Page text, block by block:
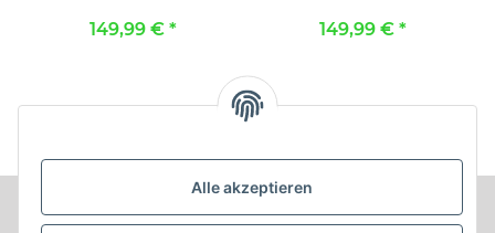
Alle akzeptieren
Vordersitzbezüge :: 037.
149,99 € *
Vordersitzbezüge :: 273.
149,99 € *
Informationen